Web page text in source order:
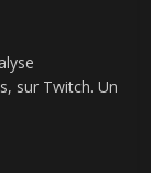
sur Twitch. Un